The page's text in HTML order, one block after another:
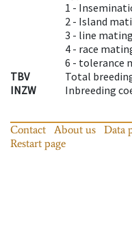
1 -
2 - Island
3 - line
4 - race
6 - tolerance
TBV
Total
INZW
Inbreeding
Contact About us Data
Restart page